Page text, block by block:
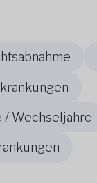
/ Wechseljahre